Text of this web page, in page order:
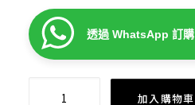
透過 WhatsApp 訂購
加入購物車